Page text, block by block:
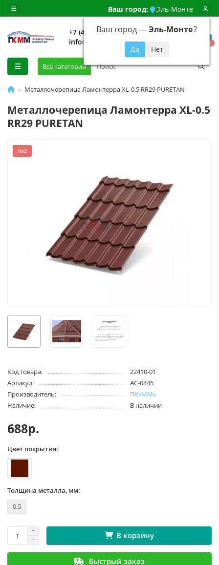
Ваш город: Эль-Монте
Ваш город —Эль-Монте?
+7 (499) 648-92-94
info@evroshtaketnikmoskva.ru
0
Все категории
Металлочерепица Ламонтерра XL-0.5 RR29 PURETAN
Металлочерепица Ламонтерра XL-0.5
RR29 PURETAN
/м2
Код товара:
22410-01
Артикул:
АС-0445
Производитель:
ПК«ММ»
Наличие:
В наличии
688р.
Цвет покрытия:
Толщина металла, мм:
0.5
В корзину
Быстрый заказ